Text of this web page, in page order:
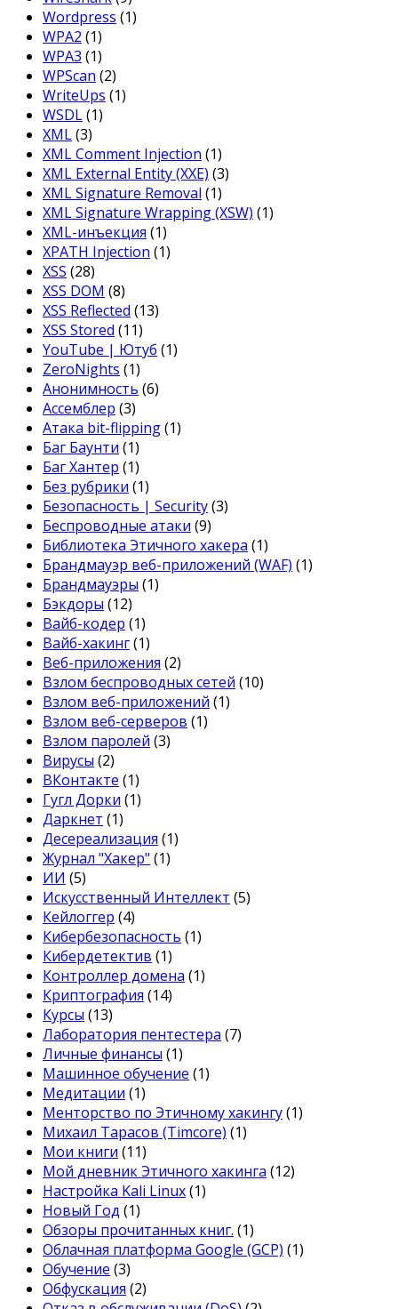
Wordpress (1)
WPA2 (1)
WPA3 (1)
WPScan (2)
WriteUps (1)
WSDL(1)
XML(3)
XML Comment Injection (1)
XML External Entity (XXE) (3)
XML Signature Removal (1)
XML Signature Wrapping (XSW) (1)
XML-инъекция (1)
XPATH Injection (1)
XSS (28)
XSS DOM (8)
XSS Reflected (13)
XSS Stored (11)
YouTube | Ютуб (1)
ZeroNights (1)
Анонимность (6)
Ассемблер (3)
Атака bit-flipping(1)
Баг Баунти (1)
Баг Хантер (1)
Без рубрики (1)
Безопасность | Security(3)
Беспроводные атаки (9)
Библиотека Этичного хакера (1)
Брандмауэр веб-приложений (WAF) (1)
Брандмауэры (1)
Бэкдоры (12)
Вайб-кодер (1)
Вайб-хакинг(1)
Веб-приложения (2)
Взлом беспроводных сетей (10)
Взлом веб-приложений (1)
Взлом веб-серверов (1)
Взлом паролей (3)
Вирусы (2)
ВКонтакте (1)
Гугл Дорки (1)
Даркнет (1)
Десереализация (1)
Журнал "Хакер" (1)
ИИ (5)
Искусственный Интеллект (5)
Кейлоггер (4)
Кибербезопасность (1)
Кибердетектив (1)
Контроллер домена (1)
Криптография (14)
Курсы (13)
Лаборатория пентестера (7)
Личные финансы (1)
Машинное обучение (1)
Медитации (1)
Менторство по Этичному хакингу(1)
Михаил Тарасов (Timcore) (1)
Мои книги (11)
Мой дневник Этичного хакинга (12)
Настройка Kali Linux(1)
Новый Год (1)
Обзоры прочитанных книг. (1)
Облачная платформа Google (GCP) (1)
Обучение (3)
Обфускация (2)